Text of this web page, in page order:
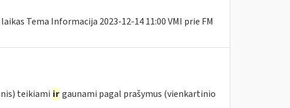
laikas Tema Informacija 2023-12-14 11:00 VMI prie FM
teikiami ir gaunami pagal prašymus (vienkartinio